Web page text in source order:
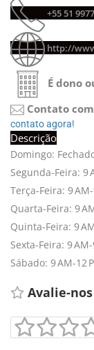
+55 51
http://
É dono
Contato
contato agora!
Descrição
Domingo:
Segunda-Feira: 9
Terça-Feira: 9 AM-
Quarta-Feira: 9
Quinta-Feira: 9
Sexta-Feira: 9 AM-
Sábado: 9 AM-12
Avalie-